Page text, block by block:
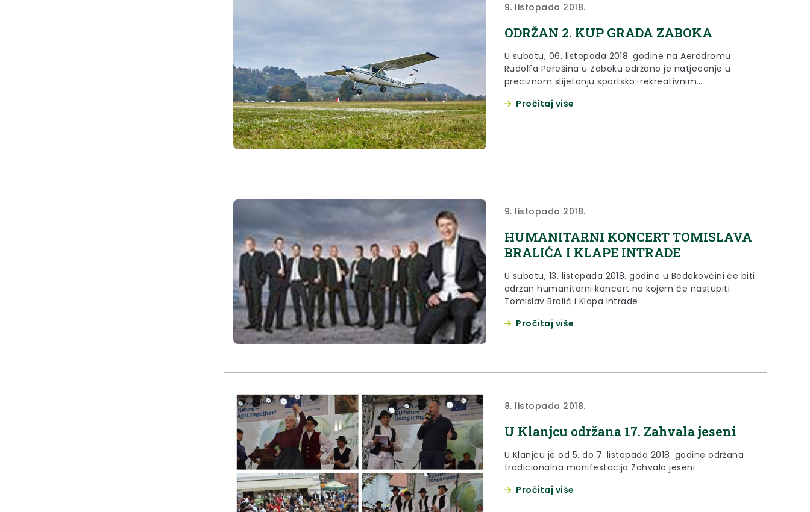
9. listopada 2018.
ODRŽAN 2. KUP GRADA ZABOKA
U subotu, 06. listopada 2018. godine na Aerodromu
Rudolfa Perešina u Zaboku održano je natjecanje u
preciznom slijetanju sportsko-rekreativnim
Zaboka“, u organizaciji Aerokluba Zabok i Krapinsko-
Pročitaj više
9. listopada 2018.
HUMANITARNI KONCERT TOMISLAVA
BRALIĆA I KLAPE INTRADE
U subotu, 13. listopada 2018. godine u Bedekovčini će biti
održan humanitarni koncert na kojem će nastupiti
Tomislav Bralić i Klapa Intrade.
Pročitaj više
8. listopada 2018.
U Klanjcu održana 17. Zahvala jeseni
U Klanjcu je od 5. do 7. listopada 2018. godine održana
tradicionalna manifestacija Zahvala jeseni
Pročitaj više